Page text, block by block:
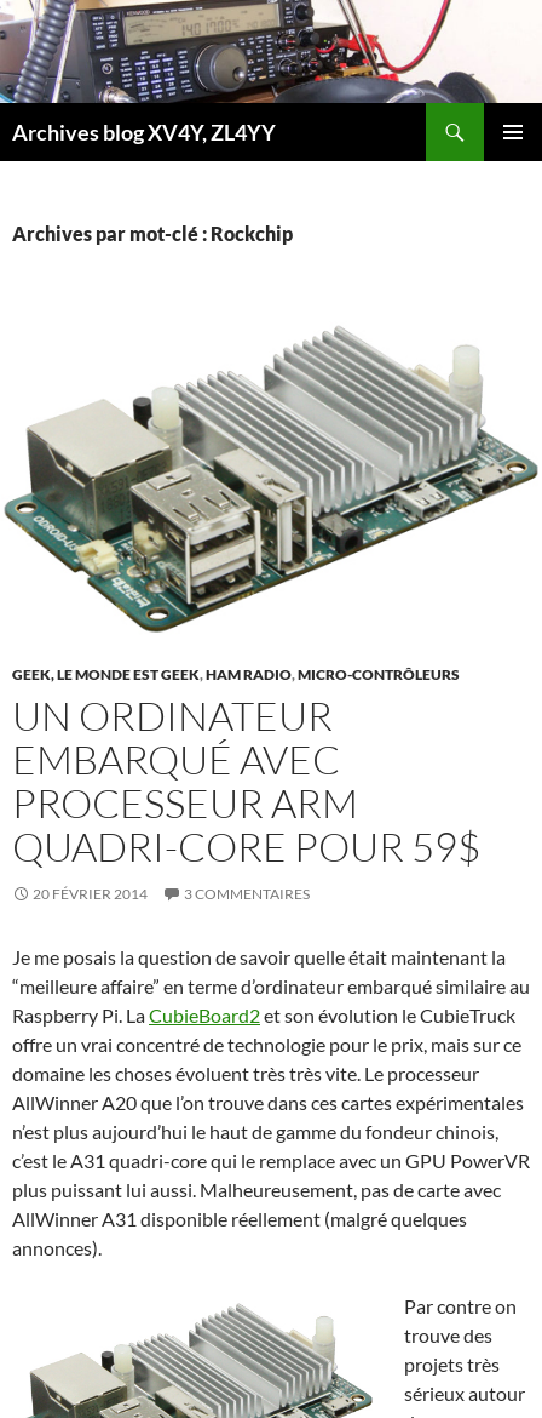
Aller
au
contenu
Archives blog XV4Y, ZL4YY
Archives par mot-clé : Rockchip
GEEK, LE MONDE EST GEEK,HAM RADIO,MICRO-CONTRÔLEURS
UN ORDINATEUR
EMBARQUÉ AVEC
PROCESSEUR ARM
QUADRI-CORE POUR 59$
20 FÉVRIER 2014 3 COMMENTAIRES
Je me posais la question de savoir quelle était maintenant la
“meilleure affaire” en terme d’ordinateur embarqué similaire au
Raspberry Pi. LaCubieBoard2et son évolution le CubieTruck
offre un vrai concentré de technologie pour le prix, mais sur ce
domaine les choses évoluent très très vite. Le processeur
AllWinner A20 que l’on trouve dans ces cartes expérimentales
n’est plus aujourd’hui le haut de gamme du fondeur chinois,
c’est le A31 quadri-core qui le remplace avec un GPU PowerVR
plus puissant lui aussi. Malheureusement, pas de carte avec
AllWinner A31 disponible réellement (malgré quelques
annonces).
Par contre on
trouve des
projets très
sérieux autour